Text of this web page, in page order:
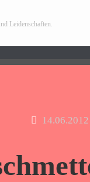
Leidenschaften.
Thema:
14.06.2012